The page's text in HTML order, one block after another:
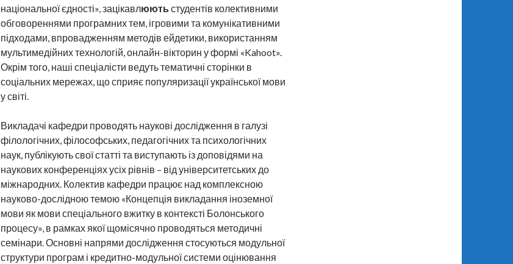
національної єдності», зацікавлюютьстудентів колективними
обговореннями програмних тем, ігровими та комунікативними
підходами, впровадженням методів ейдетики, використанням
мультимедійних технологій, онлайн-вікторин у формі «Kahoot».
Окрім того, наші спеціалісти ведуть тематичні сторінки в
соціальних мережах, що сприяє популяризації української мови
у світі.
Викладачі кафедри проводять наукові дослідження в галузі
філологічних, філософських, педагогічних та психологічних
наук, публікують свої статті та виступають із доповідями на
наукових конференціях усіх рівнів – від університетських до
міжнародних. Колектив кафедри працює над комплексною
науково-дослідною темою «Концепція викладання іноземної
мови як мови спеціального вжитку в контексті Болонського
процесу», в рамках якої щомісячно проводяться методичні
семінари. Основні напрями дослідження стосуються модульної
структури програм і кредитно-модульної системи оцінювання